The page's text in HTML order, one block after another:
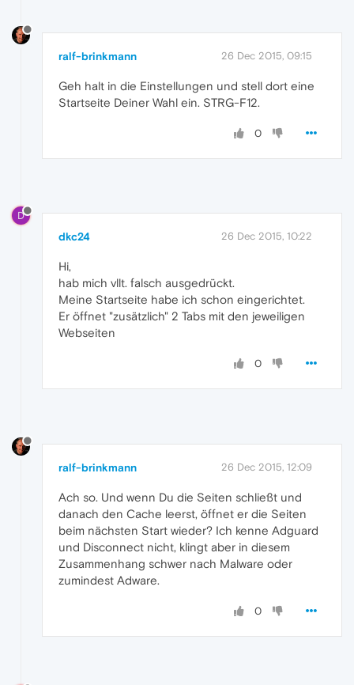
ralf-brinkmann 26 Dec 2015, 09:15
Geh halt in die Einstellungen und stell dort eine
Startseite Deiner Wahl ein. STRG-F12.
0
D
dkc24 26 Dec 2015, 10:22
Hi,
hab mich vllt. falsch ausgedrückt.
Meine Startseite habe ich schon eingerichtet.
Er öffnet "zusätzlich" 2 Tabs mit den jeweiligen
Webseiten
0
ralf-brinkmann 26 Dec 2015, 12:09
Ach so. Und wenn Du die Seiten schließt und
danach den Cache leerst, öffnet er die Seiten
beim nächsten Start wieder? Ich kenne Adguard
und Disconnect nicht, klingt aber in diesem
Zusammenhang schwer nach Malware oder
zumindest Adware.
0